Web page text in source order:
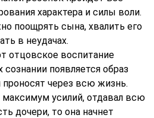
характера и силы воли.
поощрять сына, хвалить его
в неудачах.
отцовское воспитание
появляется образ
через всю жизнь.
максимум усилий, отдавал всю
дочери, то она начнет